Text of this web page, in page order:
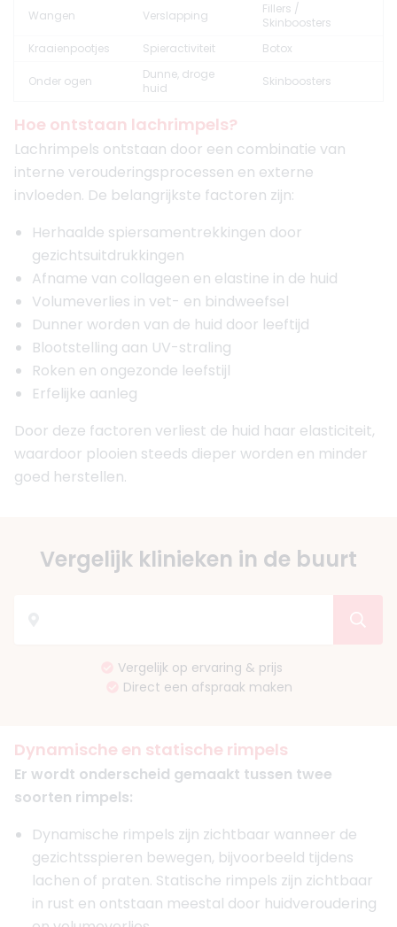
Wangen Verslapping
Fillers /
Skinboosters
Kraaienpootjes
Spieractiviteit Botox
Onder ogen
Dunne, droge
huid
Skinboosters
Hoe ontstaan lachrimpels?
Lachrimpels ontstaan door een combinatie van
interne verouderingsprocessen en externe
invloeden. De belangrijkste factoren zijn:
Herhaalde spiersamentrekkingen door
gezichtsuitdrukkingen
Afname van collageen en elastine in de huid
Volumeverlies in vet- en bindweefsel
Dunner worden van de huid door leeftijd
Blootstelling aan UV-straling
Roken en ongezonde leefstijl
Erfelijke aanleg
Door deze factoren verliest de huid haar elasticiteit,
waardoor plooien steeds dieper worden en minder
goed herstellen.
Vergelijk klinieken in de buurt
Vergelijk op ervaring & prijs
Direct een afspraak maken
Dynamische en statische rimpels
Er wordt onderscheid gemaakt tussen twee
soorten rimpels:
Dynamische rimpels zijn zichtbaar wanneer de
gezichtsspieren bewegen, bijvoorbeeld tijdens
lachen of praten. Statische rimpels zijn zichtbaar
in rust en ontstaan meestal door huidveroudering